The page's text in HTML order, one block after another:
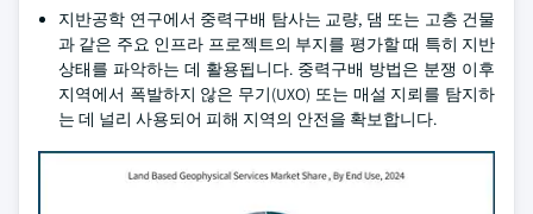
지반공학 연구에서 중력구배 탐사는 교량, 댐 또는 고층 건물
과 같은 주요 인프라 프로젝트의 부지를 평가할 때 특히 지반
상태를 파악하는 데 활용됩니다. 중력구배 방법은 분쟁 이후
지역에서 폭발하지 않은 무기(UXO) 또는 매설 지뢰를 탐지하
는 데 널리 사용되어 피해 지역의 안전을 확보합니다.